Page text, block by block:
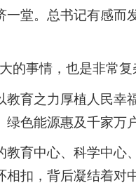
一堂。总书记有感而
的事情，也是非常
教育之力厚植人民幸
绿色能源惠及千家万
教育中心、科学中心
扣，背后凝结着对